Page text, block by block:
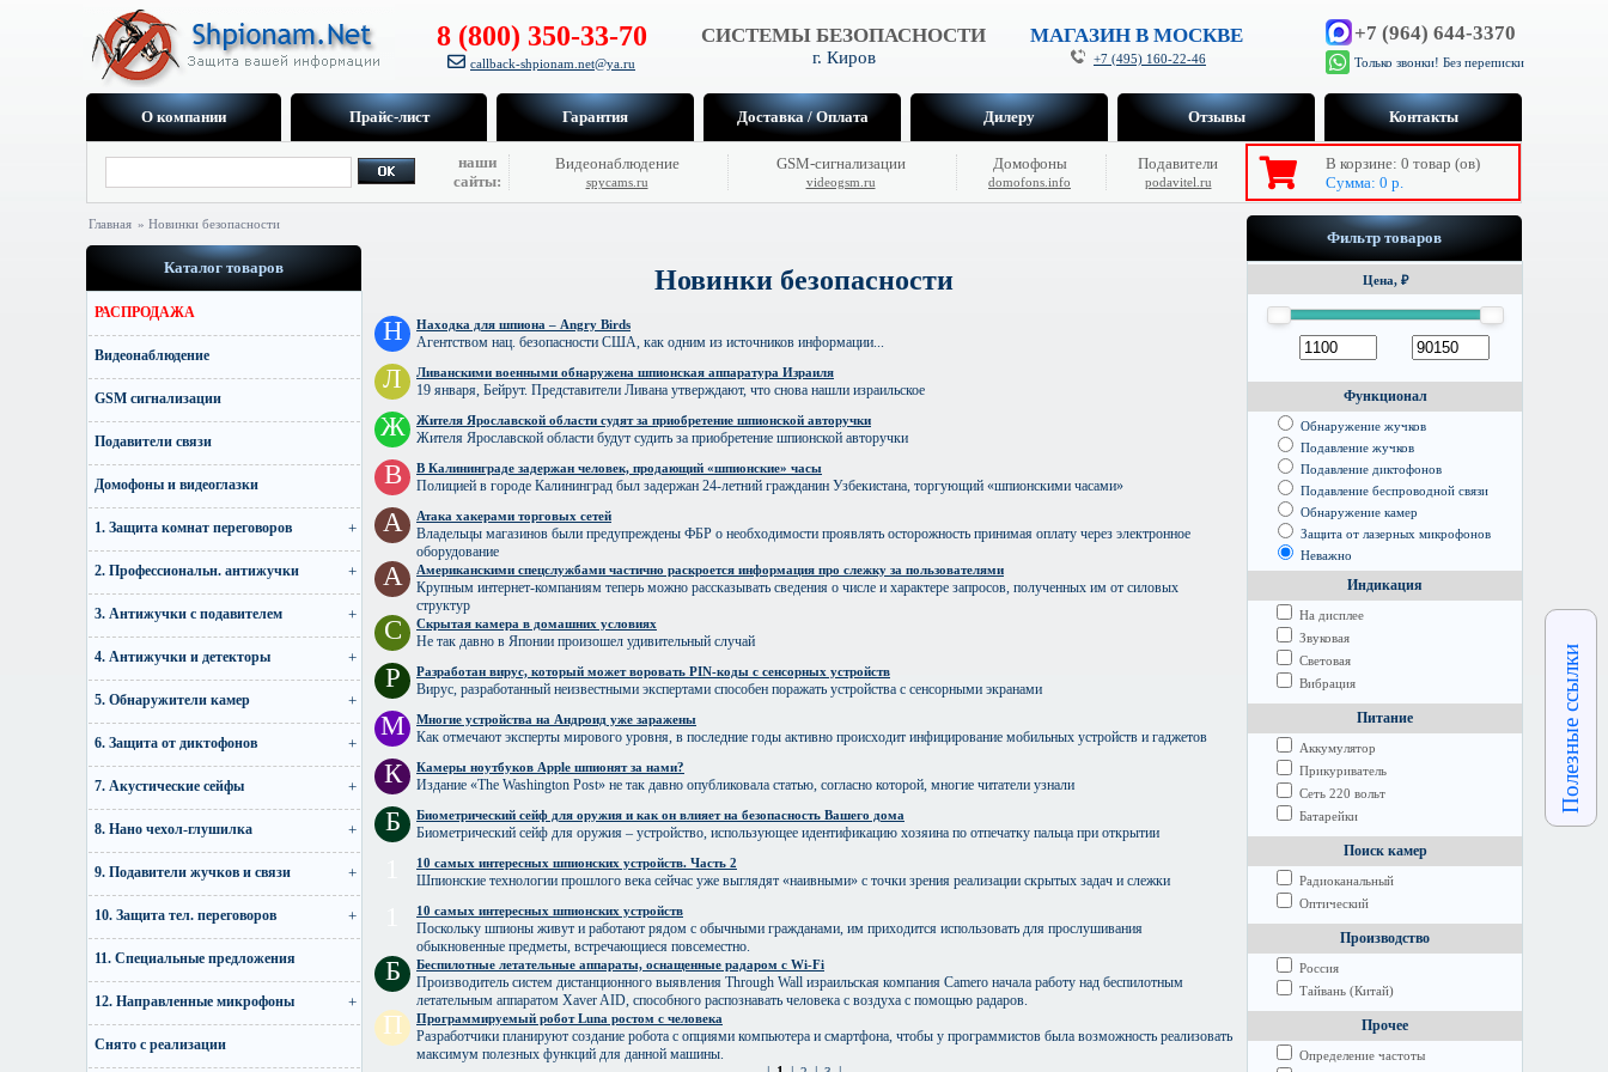
8 (800) 350-33-70
callback-shpionam.net@ya.ru
СИСТЕМЫ БЕЗОПАСНОСТИ
г. Киров
МАГАЗИН В МОСКВЕ
+7 (495) 160-22-46
+7 (964) 644-3370
Только звонки! Без переписки
О компании Прайс-лист Гарантия Доставка / Оплата Дилеру Отзывы Контакты
наши
сайты:
Видеонаблюдение
spycams.ru
GSM-сигнализации
videogsm.ru
Домофоны
domofons.info
Подавители
podavitel.ru
В корзине: 0 товар (ов)
Сумма: 0 р.
Главная » Новинки безопасности
Каталог товаров
РАСПРОДАЖА
Видеонаблюдение
GSM сигнализации
Подавители связи
Домофоны и видеоглазки
1. Защита комнат переговоров
2. Профессиональн. антижучки
3. Антижучки с подавителем
4. Антижучки и детекторы
5. Обнаружители камер
6. Защита от диктофонов
7. Акустические сейфы
8. Нано чехол-глушилка
9. Подавители жучков и связи
10. Защита тел. переговоров
11. Специальные предложения
12. Направленные микрофоны
Снято с реализации
Новинки безопасности
Н Находка для шпиона – Angry Birds
Агентством нац. безопасности США, как одним из источников информации...
Л Ливанскими военными обнаружена шпионская аппаратура Израиля
19 января, Бейрут. Представители Ливана утверждают, что снова нашли израильское
Ж Жителя Ярославской области судят за приобретение шпионской авторучки
Жителя Ярославской области будут судить за приобретение шпионской авторучки
В В Калининграде задержан человек, продающий «шпионские» часы
Полицией в городе Калининград был задержан 24-летний гражданин Узбекистана, торгующий «шпионскими часами»
А Атака хакерами торговых сетей
Владельцы магазинов были предупреждены ФБР о необходимости проявлять осторожность принимая оплату через электронное
оборудование
А Американскими спецслужбами частично раскроется информация про слежку за пользователями
Крупным интернет-компаниям теперь можно рассказывать сведения о числе и характере запросов, полученных им от силовых
структур
С Скрытая камера в домашних условиях
Не так давно в Японии произошел удивительный случай
Р Разработан вирус, который может воровать PIN-коды с сенсорных устройств
Вирус, разработанный неизвестными экспертами способен поражать устройства с сенсорными экранами
М Многие устройства на Андроид уже заражены
Как отмечают эксперты мирового уровня, в последние годы активно происходит инфицирование мобильных устройств и гаджетов
К Камеры ноутбуков Apple шпионят за нами?
Издание «The Washington Post» не так давно опубликовала статью, согласно которой, многие читатели узнали
Б Биометрический сейф для оружия и как он влияет на безопасность Вашего дома
Биометрический сейф для оружия – устройство, использующее идентификацию хозяина по отпечатку пальца при открытии
10 самых интересных шпионских устройств. Часть 2
Шпионские технологии прошлого века сейчас уже выглядят «наивными» с точки зрения реализации скрытых задач и слежки
10 самых интересных шпионских устройств
Поскольку шпионы живут и работают рядом с обычными гражданами, им приходится использовать для прослушивания
обыкновенные предметы, встречающиеся повсеместно.
Б Беспилотные летательные аппараты, оснащенные радаром с Wi-Fi
Производитель систем дистанционного выявления Through Wall израильская компания Camero начала работу над беспилотным
летательным аппаратом Xaver AID, способного распознавать человека с воздуха с помощью радаров.
П Программируемый робот Luna ростом с человека
Разработчики планируют создание робота с опциями компьютера и смартфона, чтобы у программистов была возможность реализовать
максимум полезных функций для данной машины.
Фильтр товаров
Цена, ₽
Функционал
Обнаружение жучков
Подавление жучков
Подавление диктофонов
Подавление беспроводной связи
Обнаружение камер
Защита от лазерных микрофонов
Неважно
Индикация
На дисплее
Звуковая
Световая
Вибрация
Питание
Аккумулятор
Прикуриватель
Сеть 220 вольт
Батарейки
Поиск камер
Радиоканальный
Оптический
Производство
Россия
Тайвань (Китай)
Прочее
Определение частоты
Полезные ссылки